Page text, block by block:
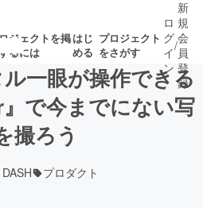
ジェクトを掲
るには
はじ
める
プロジェクト
をさがす
着プロ募集終了が近いプ
ロジェクト
ロ
グ
イ
ン
/
新
規
会
員
登
録
一眼が操作できる
』で今までにない写
撮ろう
プロダクト